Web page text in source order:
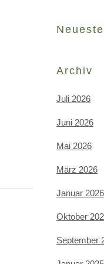
Archiv
Juli 2026
Juni 2026
Mai 2026
März 2026
Januar 2026
Oktober
September